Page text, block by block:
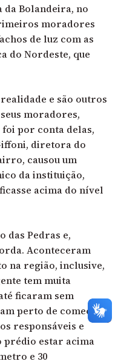
da Bolandeira, no
moradores
de luz com as
do Nordeste, que
e são outros
moradores,
foi por conta delas,
diretora do
causou um
da instituição,
acima do nível
das Pedras e,
Aconteceram
na região, inclusive,
tem muita
ficaram sem
perto de começar,
responsáveis e
prédio estar acima
e 30